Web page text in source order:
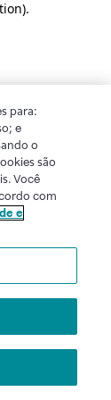
.
para:
e
o
são
Você
com
e